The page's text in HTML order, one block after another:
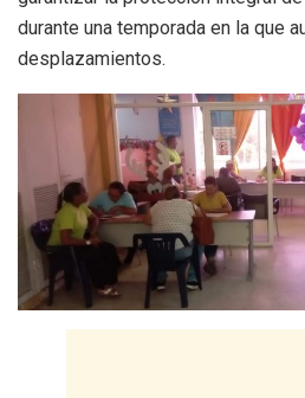
durante una temporada en la que
desplazamientos.